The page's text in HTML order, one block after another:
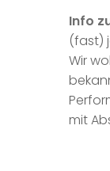
Info
(fast)
Wir
mit